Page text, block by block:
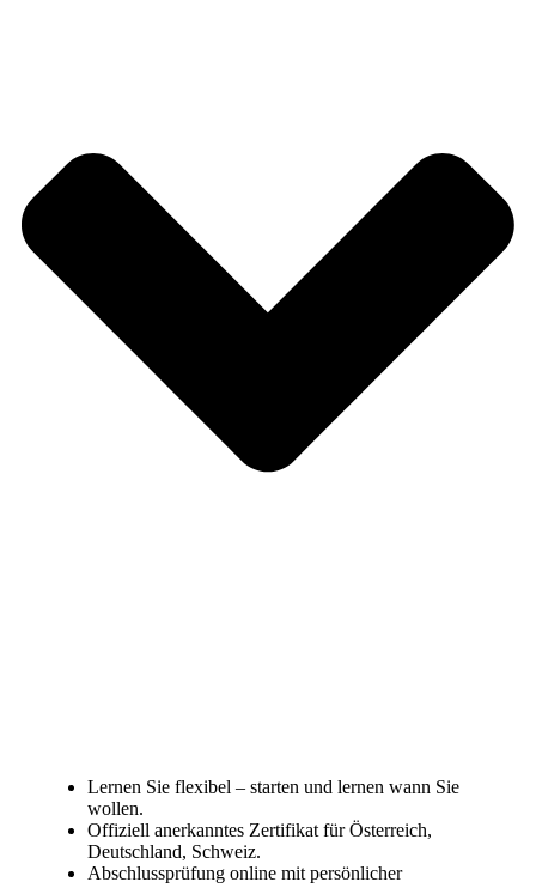
Lernen Sie flexibel – starten und lernen wann Sie
wollen.
Offiziell anerkanntes Zertifikat für Österreich,
Deutschland, Schweiz.
Abschlussprüfung online mit persönlicher